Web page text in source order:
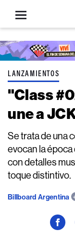
Open
menu
LANZAMIENTOS
"Class
une a
Se trata de una
evocan la
con detalles
toque distintivo.
Billboard Argentina
Seguí